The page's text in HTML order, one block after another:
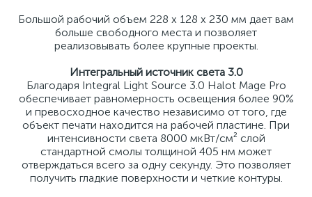
Большой рабочий объем 228 x 128 x 230 мм дает вам
больше свободного места и позволяет
реализовывать более крупные проекты.
Интегральный источник света 3.0
Благодаря Integral Light Source 3.0 Halot Mage Pro
обеспечивает равномерность освещения более 90%
и превосходное качество независимо от того, где
объект печати находится на рабочей пластине. При
интенсивности света 8000 мкВт/см² слой
стандартной смолы толщиной 405 нм может
отверждаться всего за одну секунду. Это позволяет
получить гладкие поверхности и четкие контуры.